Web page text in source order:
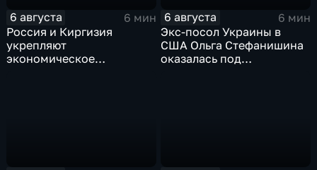
6 августа
6 мин
Россия и Киргизия
укрепляют
экономическое
6 августа
6 мин
Экс-посол Украины в
США Ольга Стефанишина
оказалась под